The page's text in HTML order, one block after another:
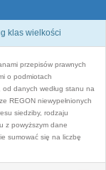
klas wielkości
przepisów prawnych
o podmiotach
danych według stanu na
REGON niewypełnionych
siedziby, rodzaju
z powyższym dane
sumować się na liczbę